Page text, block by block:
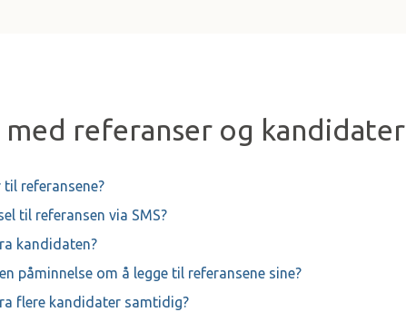
med referanser og kandidater
referansene?
til referansen via SMS?
kandidaten?
påminnelse om å legge til referansene sine?
flere kandidater samtidig?